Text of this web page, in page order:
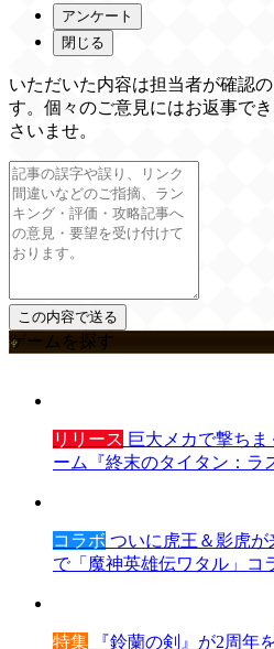
アンケート
閉じる
いただいた内容は担当者が確認
す。個々のご意見にはお返事で
さいませ。
ゲームを探す
リリース 巨大メカで撃ち
ーム『終末のタイタン：ラ
コラボ ついに虎王＆影虎が
で「魔神英雄伝ワタル」コ
特集 『鈴蘭の剣』が2周年